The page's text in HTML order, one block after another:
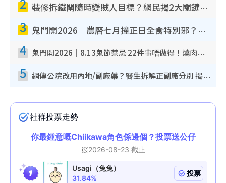
裝修拆鐵閘隨時變賊人目標？網民揭2大關鍵用途：裝新式等於白裝？附新舊鐵閘分別
3 鬼門開2026｜農曆七月撞正日全食特別邪？專家警告切忌做一事！揭4大禁忌+2招保平安
4 鬼門開2026｜8.13鬼節禁忌 22件事唔做得！燒肉、刺身要少食？半夜勿吹口哨/打呢個電話
5 網傳公院改用內地/副廠藥？醫生拆解正副廠分別 揭4類人換藥隨時出事